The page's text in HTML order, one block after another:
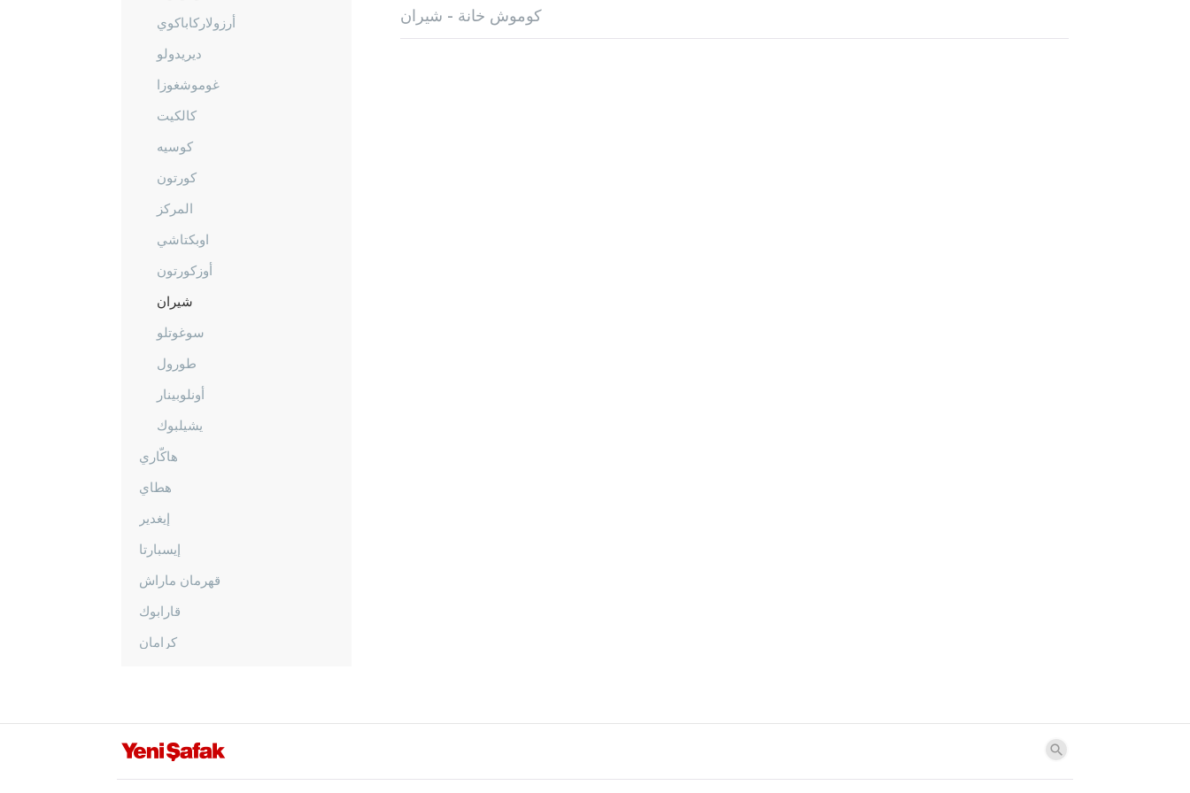
أرزولاركاباكوي
ديريدولو
غوموشغوزا
كالكيت
كوسيه
كورتون
المركز
اوبكتاشي
أوزكورتون
شيران
سوغوتلو
طورول
أونلوبينار
يشيلبوك
هاكّاري
هطاي
إيغدير
إيسبارتا
قهرمان ماراش
قارابوك
كرامان
كوموش خانة - شيران